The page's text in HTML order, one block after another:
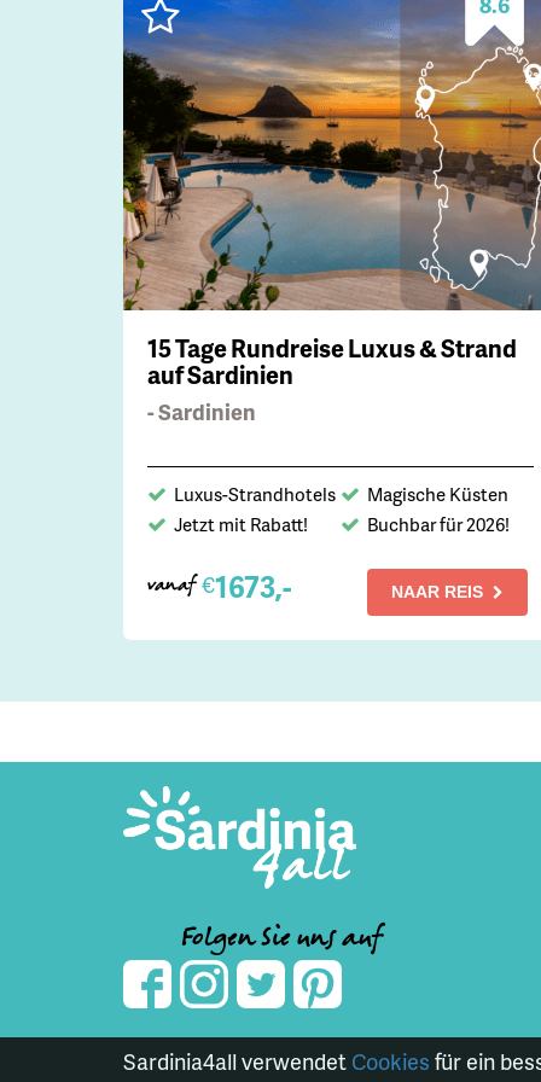
15 Tage Rundreise Luxus & Strand
auf Sardinien
- Sardinien
Luxus-Strandhotels
Magische Küsten
Jetzt mit Rabatt!
Buchbar für 2026!
vanaf €1673,- NAAR REIS
Folgen Sie uns auf
Sardinia4all verwendet Cookies für ein